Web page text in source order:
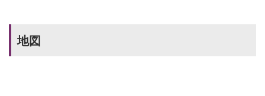
地図